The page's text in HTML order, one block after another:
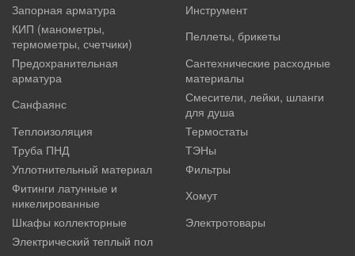
Запорная арматура
Инструмент
КИП (манометры,
термометры, счетчики)
Пеллеты, брикеты
Предохранительная
арматура
Сантехнические расходные
материалы
Санфаянс
Смесители, лейки, шланги
для душа
Теплоизоляция
Термостаты
Труба ПНД
ТЭНы
Уплотнительный материал
Фильтры
Фитинги латунные и
никелированные
Хомут
Шкафы коллекторные
Электротовары
Электрический теплый пол